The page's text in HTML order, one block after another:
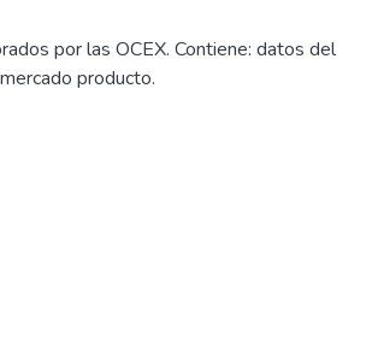
por las OCEX. Contiene: datos del
producto.